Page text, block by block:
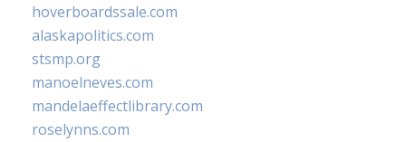
hoverboardssale.com
alaskapolitics.com
stsmp.org
manoelneves.com
mandelaeffectlibrary.com
roselynns.com